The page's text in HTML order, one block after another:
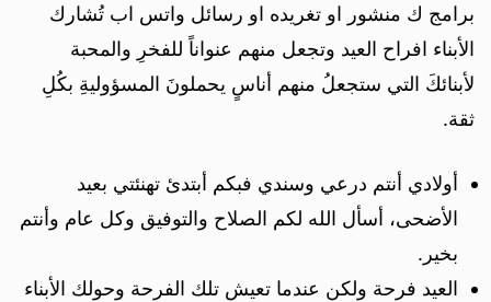
برامج ك منشور او تغريده او رسائل واتس اب تُشارك
الأبناء افراح العيد وتجعل منهم عنواناً للفخرِ والمحبة
لأبنائكَ التي ستجعلُ منهم أناسٍ يحملونَ المسؤوليةِ بكُلِ
ثقة.
أولادي أنتم درعي وسندي فبكم أبتدئ تهنئتي بعيد
الأضحى، أسأل الله لكم الصلاح والتوفيق وكل عام وأنتم
بخير.
العيد فرحة ولكن عندما تعيش تلك الفرحة وحولك الأبناء